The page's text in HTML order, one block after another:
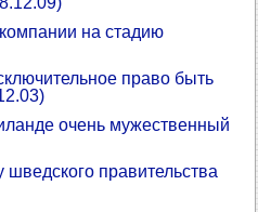
на стадию
право быть
очень мужественный
правительства